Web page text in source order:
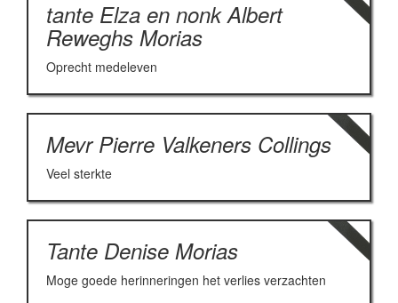
tante Elza en nonk Albert
Reweghs Morias
Oprecht medeleven
Mevr Pierre Valkeners Collings
Veel sterkte
Tante Denise Morias
Moge goede herinneringen het verlies verzachten